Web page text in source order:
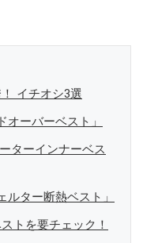
イチオシ3選
ーバーベスト」
ターインナーベス
ター断熱ベスト」
トを要チェック！